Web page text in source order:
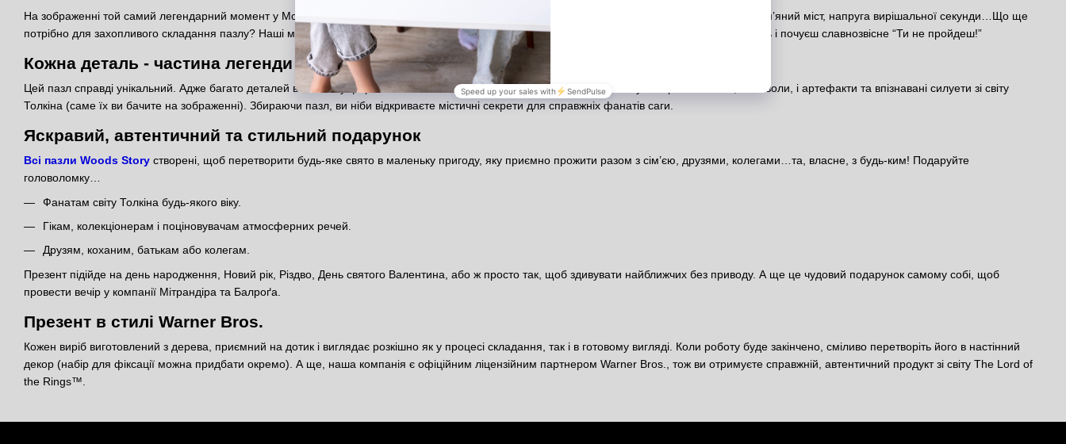
На зображенні той самий легендарний момент у Мостовій залі Морії, коли могутній Ґендальф Сірий стає на шляху Балрога. Полум’я і тінь, кам’яний міст, напруга вирішальної секунди…Що ще
потрібно для захопливого складання пазлу? Наші майстри створили зображення з настільки сильною атмосферою, що здається, ніби ще мить і почуєш славнозвісне “Ти не пройдеш!”
Кожна деталь - частина легенди
Цей пазл справді унікальний. Адже багато деталей виконані у формі знакових елементів історії “Володаря Перснів” Тут і персонажі саги, і символи, і артефакти та впізнавані силуети зі світу
Толкіна (саме їх ви бачите на зображенні). Збираючи пазл, ви ніби відкриваєте містичні секрети для справжніх фанатів саги.
Яскравий, автентичний та стильний подарунок
Всі пазли Woods Story створені, щоб перетворити будь-яке свято в маленьку пригоду, яку приємно прожити разом з сім’єю, друзями, колегами…та, власне, з будь-ким! Подаруйте
головоломку…
Фанатам світу Толкіна будь-якого віку.
Гікам, колекціонерам і поціновувачам атмосферних речей.
Друзям, коханим, батькам або колегам.
Презент підійде на день народження, Новий рік, Різдво, День святого Валентина, або ж просто так, щоб здивувати найближчих без приводу. А ще це чудовий подарунок самому собі, щоб
провести вечір у компанії Мітрандіра та Балроґа.
Презент в стилі Warner Bros.
Кожен виріб виготовлений з дерева, приємний на дотик і виглядає розкішно як у процесі складання, так і в готовому вигляді. Коли роботу буде закінчено, сміливо перетворіть його в настінний
декор (набір для фіксації можна придбати окремо). А ще, наша компанія є офіційним ліцензійним партнером Warner Bros., тож ви отримуєте справжній, автентичний продукт зі світу The Lord of
the Rings™.